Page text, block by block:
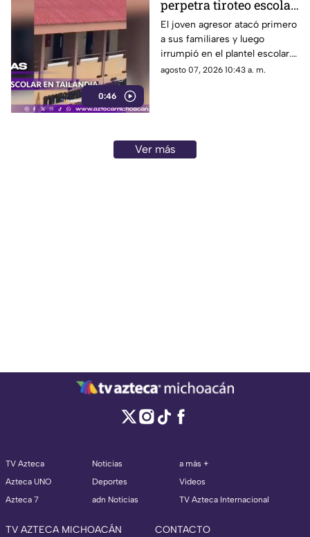
0:46
perpetra tiroteo escolar,
deja 7 muertos y 30
heridos.
El joven agresor atacó primero
a sus familiares y luego
irrumpió en el plantel escolar.
Cuerpos de emergencia
agosto 07, 2026 10:43 a. m.
Ver más
TV Azteca
Azteca UNO
Azteca 7
Noticias
Deportes
adn Noticias
a más +
Videos
TV Azteca Internacional
TV AZTECA MICHOACÁN CONTACTO